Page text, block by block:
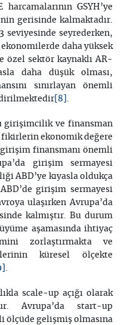
GSYH’ye
gerisinde kalmaktadır.
seviyesinde seyrederken,
daha yüksek
özel sektör kaynaklı AR-
daha düşük olması,
sınırlayan önemli
[8] .
girişimcilik ve finansman
ekonomik değere
finansmanı önemli
girişim sermayesi
ABD’ye kıyasla oldukça
ABD’de girişim sermayesi
ulaşırken Avrupa’da
kalmıştır. Bu durum
aşamasında ihtiyaç
zorlaştırmakta ve
küresel ölçekte
.
scale-up açığı olarak
Avrupa’da start-up
ölçüde gelişmiş olmasına